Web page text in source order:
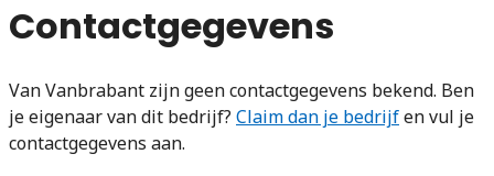
Contactgegevens
Van Vanbrabant zijn geen contactgegevens bekend. Ben
je eigenaar van dit bedrijf? Claim dan je bedrijfen vul je
contactgegevens aan.